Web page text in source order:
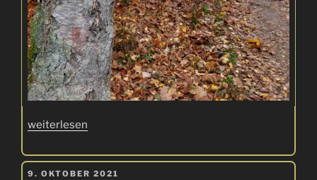
„Afrikanische
weiterlesen
VERÖFFENTLICHT
9. OKTOBER 2021